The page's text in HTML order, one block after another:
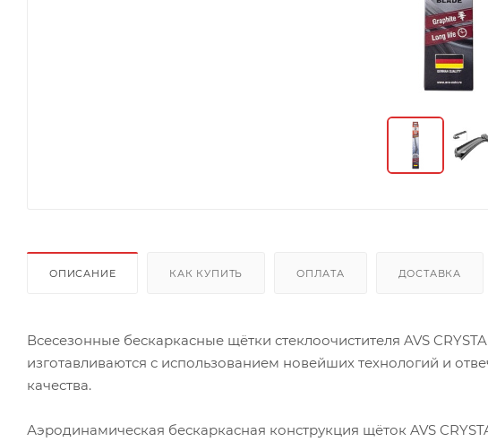
ОПИСАНИЕ КАК КУПИТЬ ОПЛАТА ДОСТАВКА
Всесезонные бескаркасные щётки стеклоочистителя AVS
изготавливаются с использованием новейших технологий и
качества.
Аэродинамическая бескаркасная конструкция щёток AVS